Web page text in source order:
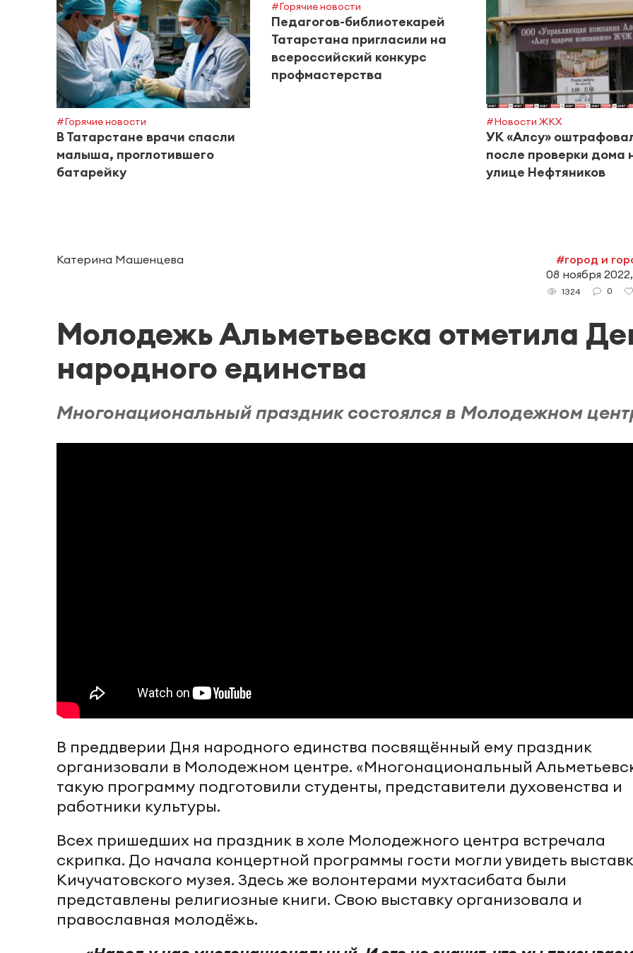
#Горячие новости
В Татарстане врачи спасли
малыша, проглотившего
батарейку
#Горячие новости
Педагогов-библиотекарей
Татарстана пригласили на
всероссийский конкурс
профмастерства
#Новости ЖКХ
УК «Алсу»
после проверки дома
улице Нефтяников
Катерина Машенцева
#город и
08 ноября
1324 0
Молодежь Альметьевска отметила
народного единства
Многонациональный праздник состоялся в Молодежном
В преддверии Дня народного единства посвящённый ему праздник
организовали в Молодежном центре. «Многонациональный
такую программу подготовили студенты, представители духовенства и
работники культуры.
Всех пришедших на праздник в холе Молодежного центра встречала
скрипка. До начала концертной программы гости могли увидеть
Кичучатовского музея. Здесь же волонтерами мухтасибата были
представлены религиозные книги. Свою выставку организовала и
православная молодёжь.